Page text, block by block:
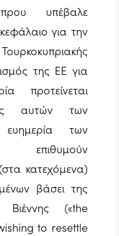
υπέβαλε
για την
της ΕΕ για
προτείνεται
αυτών των
των
κατεχόμενα)
βάσει της
(«the
to resettle